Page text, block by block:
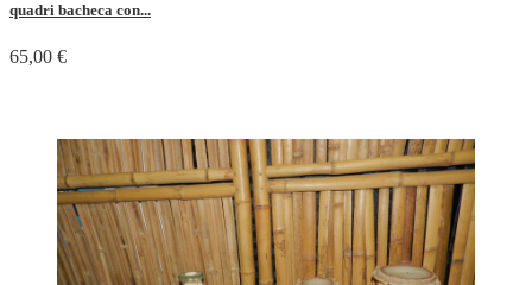
quadri bacheca con...
65,00 €